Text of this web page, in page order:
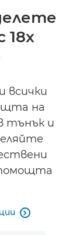
18x
всички
на
тънък и
помощта
